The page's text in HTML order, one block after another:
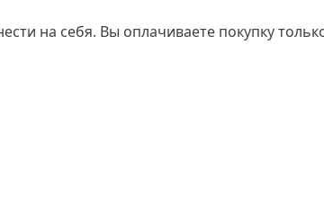
на себя. Вы оплачиваете покупку